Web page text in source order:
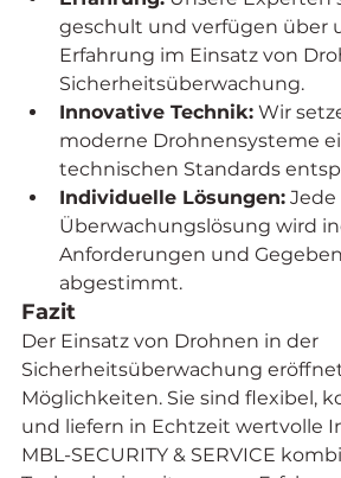
geschult und verfügen über
Erfahrung im Einsatz von
Sicherheitsüberwachung.
Innovative Technik: Wir
moderne Drohnensysteme
technischen Standards
Individuelle Lösungen: Jede
Überwachungslösung wird
Anforderungen und
abgestimmt.
Fazit
Der Einsatz von Drohnen in der
Sicherheitsüberwachung
Möglichkeiten. Sie sind flexibel,
und liefern in Echtzeit wertvolle
MBL-SECURITY & SERVICE